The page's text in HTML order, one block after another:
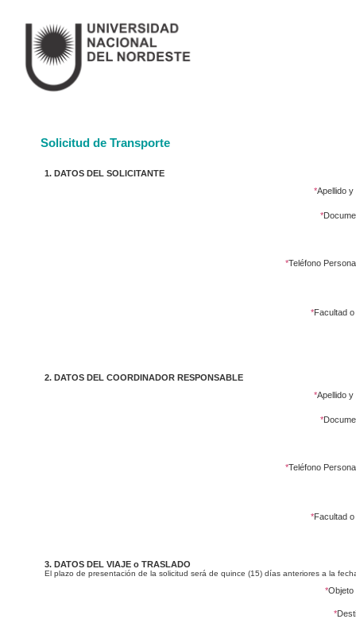
Solicitud de Transporte
1. DATOS DEL SOLICITANTE
*Apellido
*
*Teléfono
*Facultad
2. DATOS DEL COORDINADOR RESPONSABLE
*Apellido
*
*Teléfono
*Facultad
3. DATOS DEL VIAJE o TRASLADO
El plazo de presentación de la solicitud será de quince (15) días anteriores a la
*Objeto
*